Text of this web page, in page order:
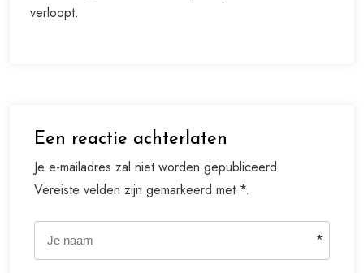
verloopt.
Een reactie achterlaten
Je e-mailadres zal niet worden gepubliceerd.
Vereiste velden zijn gemarkeerd met *.
*